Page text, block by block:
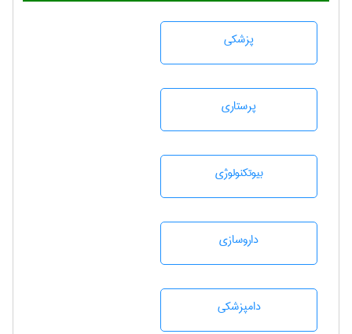
پزشكی
پرستاری
بيوتكنولوژی
داروسازی
دامپزشكی